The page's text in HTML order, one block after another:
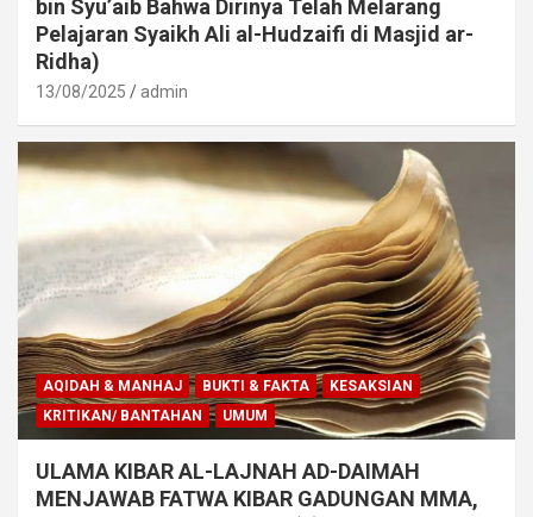
bin Syu’aib Bahwa Dirinya Telah Melarang
Pelajaran Syaikh Ali al-Hudzaifi di Masjid ar-
Ridha)
13/08/2025 admin
AQIDAH & MANHAJ BUKTI & FAKTA
KESAKSIAN
KRITIKAN/ BANTAHAN
UMUM
ULAMA KIBAR AL-LAJNAH AD-DAIMAH
MENJAWAB FATWA KIBAR GADUNGAN MMA,